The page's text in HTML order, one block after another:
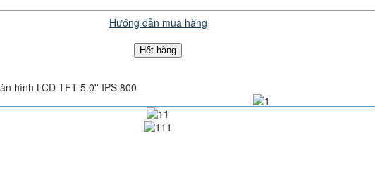
Hướng dẫn mua hàng
Hết hàng
hình LCD TFT 5.0'' IPS 800